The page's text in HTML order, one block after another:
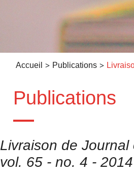
Accueil > Publications >
Publications
Livraison de
vol. 65 - no. 4 - 2014